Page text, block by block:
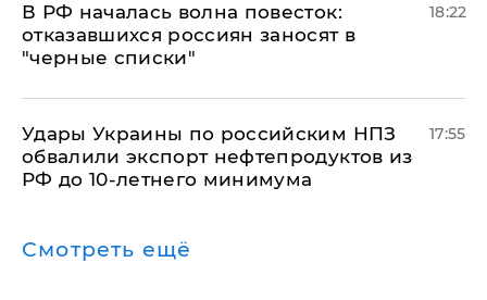
​В РФ началась волна повесток:
отказавшихся россиян заносят в
"черные списки"
18:22
Удары Украины по российским НПЗ
обвалили экспорт нефтепродуктов из
РФ до 10-летнего минимума
17:55
Смотреть ещё